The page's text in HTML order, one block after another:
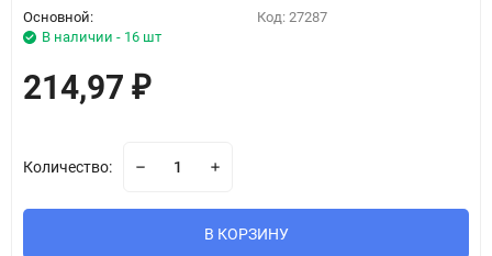
Основной:
В наличии - 16 шт
Код: 27287
214,97 ₽
Количество:
В КОРЗИНУ